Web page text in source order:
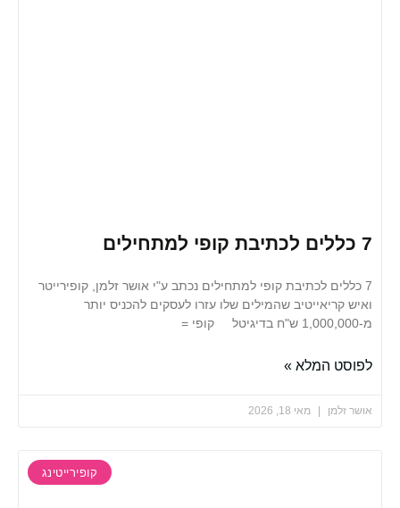
לכתיבת קופי למתחילים נכתב ע"י אושר זלמן, קופירייטר
שהמילים שלו עזרו לעסקים להכניס יותר
המלא »
מאי 18, 2026
קופירייטינג